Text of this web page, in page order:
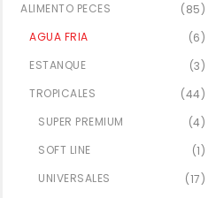
ALIMENTO PECES
(85)
AGUA FRIA
(6)
ESTANQUE
(3)
TROPICALES
(44)
SUPER PREMIUM
(4)
SOFT LINE
(1)
UNIVERSALES
(17)